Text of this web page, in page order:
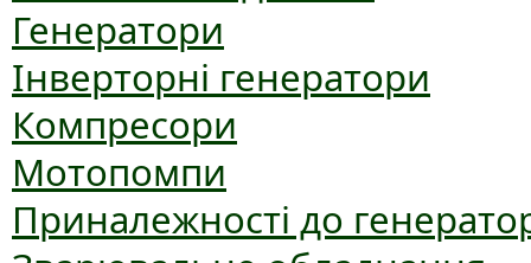
Генератори
Інверторні генератори
Компресори
Мотопомпи
Приналежності до